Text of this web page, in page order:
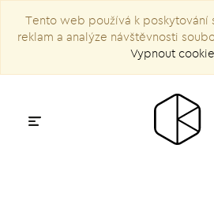
Tento web používá k poskytování
reklam a analýze návštěvnosti
Vypnout